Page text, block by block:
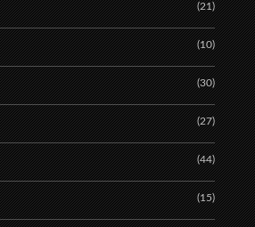
(21)
(10)
(30)
(27)
(44)
(15)